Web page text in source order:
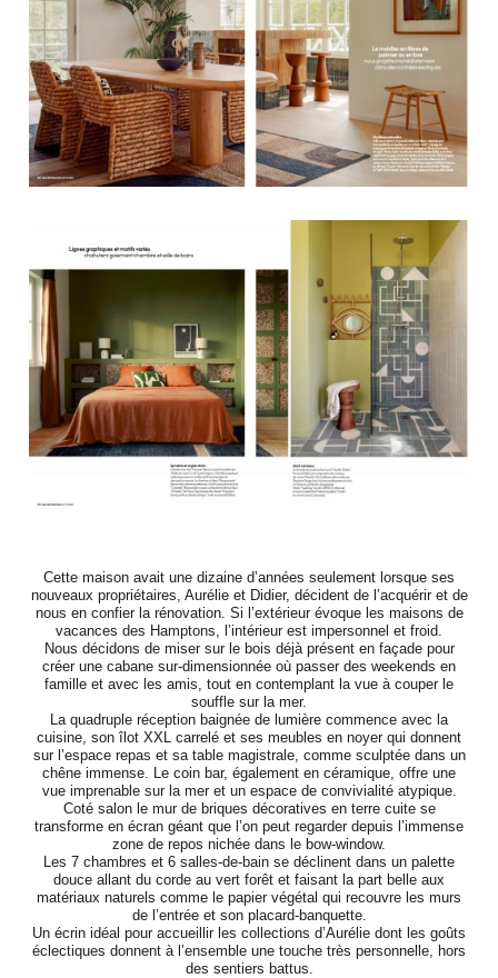
Cette maison avait une dizaine d’années seulement lorsque ses
nouveaux propriétaires, Aurélie et Didier, décident de l’acquérir et de
nous en confier la rénovation. Si l’extérieur évoque les maisons de
vacances des Hamptons, l’intérieur est impersonnel et froid.
Nous décidons de miser sur le bois déjà présent en façade pour
créer une cabane sur-dimensionnée où passer des weekends en
famille et avec les amis, tout en contemplant la vue à couper le
souffle sur la mer.
La quadruple réception baignée de lumière commence avec la
cuisine, son îlot XXL carrelé et ses meubles en noyer qui donnent
sur l’espace repas et sa table magistrale, comme sculptée dans un
chêne immense. Le coin bar, également en céramique, offre une
vue imprenable sur la mer et un espace de convivialité atypique.
Coté salon le mur de briques décoratives en terre cuite se
transforme en écran géant que l’on peut regarder depuis l’immense
zone de repos nichée dans le bow-window.
Les 7 chambres et 6 salles-de-bain se déclinent dans un palette
douce allant du corde au vert forêt et faisant la part belle aux
matériaux naturels comme le papier végétal qui recouvre les murs
de l’entrée et son placard-banquette.
Un écrin idéal pour accueillir les collections d’Aurélie dont les goûts
éclectiques donnent à l’ensemble une touche très personnelle, hors
des sentiers battus.